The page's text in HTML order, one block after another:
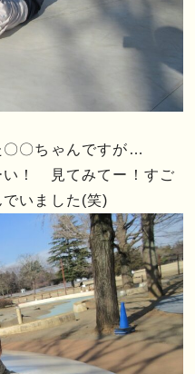
〇〇ちゃんですが…
い！ 見てみてー！すご
いました(笑)